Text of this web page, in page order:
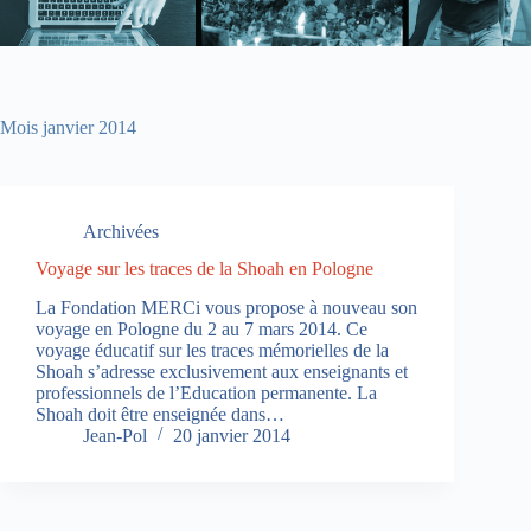
Mois janvier 2014
Archivées
Voyage sur les traces de la Shoah en Pologne
La Fondation MERCi vous propose à nouveau son
voyage en Pologne du 2 au 7 mars 2014. Ce
voyage éducatif sur les traces mémorielles de la
Shoah s’adresse exclusivement aux enseignants et
professionnels de l’Education permanente. La
Shoah doit être enseignée dans…
Jean-Pol
20 janvier 2014